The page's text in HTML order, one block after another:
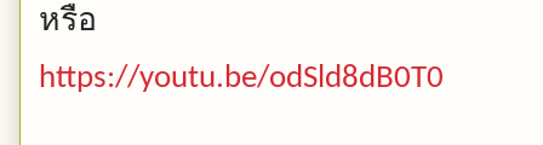
หรือ
https://youtu.be/odSld8dB0T0